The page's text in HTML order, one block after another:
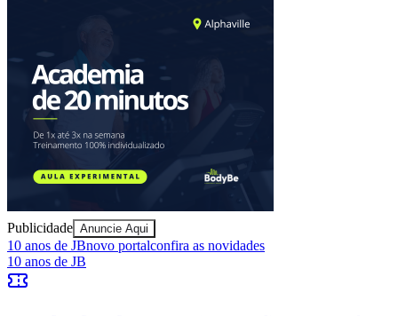
Sport
Publicidade Anuncie Aqui